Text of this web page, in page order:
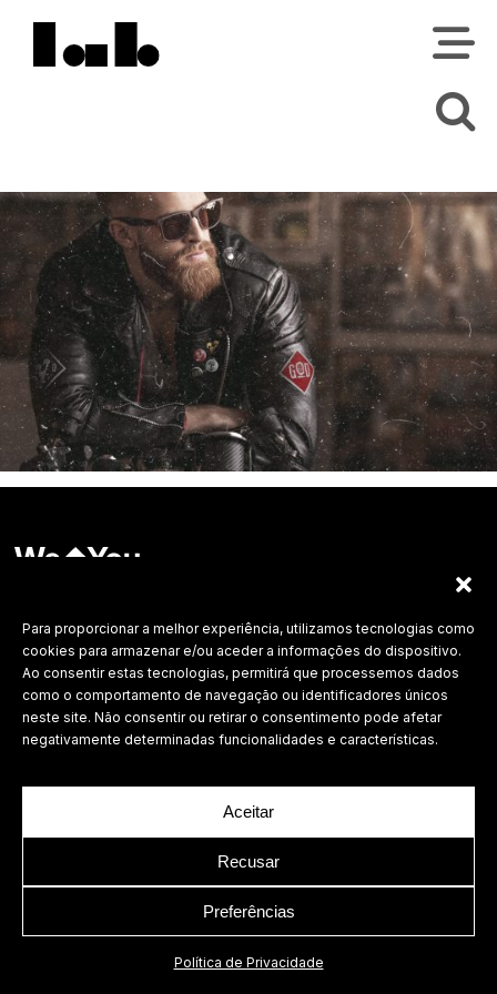
Para proporcionar a melhor experiência, utilizamos tecnologias como
cookies para armazenar e/ou aceder a informações do dispositivo.
Ao consentir estas tecnologias, permitirá que processemos dados
como o comportamento de navegação ou identificadores únicos
neste site. Não consentir ou retirar o consentimento pode afetar
negativamente determinadas funcionalidades e características.
Aceitar
Recusar
Preferências
Política de Privacidade
©2026 Todos os direitos reservados.
Política de Privacidade